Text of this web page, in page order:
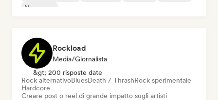
New wave
Rockload
Media/Giornalista
&gt; 200 risposte date
Rock alternativoBluesDeath / ThrashRock sperimentale
Hardcore
Creare post o reel di grande impatto sugli artisti